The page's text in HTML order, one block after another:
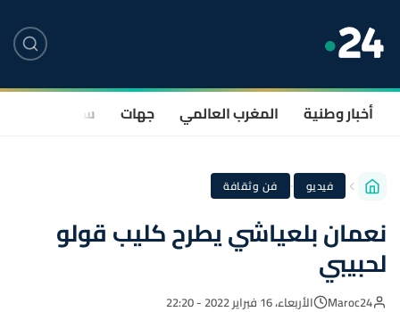
أخبار وطنية المغرب العالمي جهات سياسة
فيديو · فن وثقافة
نعمان بلعياشي يطرح كليب قولو
لحبيبي
Maroc24 الأربعاء، 16 فبراير 2022 - 22:20